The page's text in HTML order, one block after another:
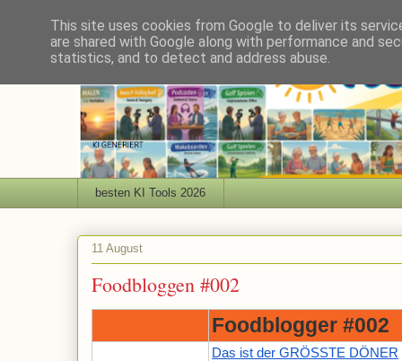
besten KI Tools 2026
11 August
Foodbloggen #002
Foodblogger #002
Das ist der GRÖSSTE DÖNER
This site uses cookies from Google to deliver its
are shared with Google along with performance and
statistics, and to detect and address abuse.